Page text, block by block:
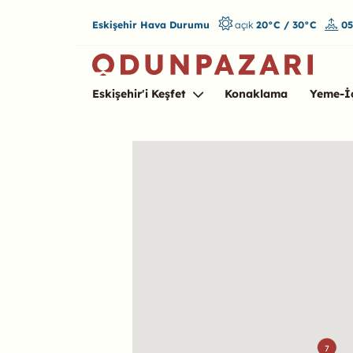
Eskişehir Hava Durumu açık 20°C / 30°C
Eskişehir'i Keşfet Konaklama Yeme-
7